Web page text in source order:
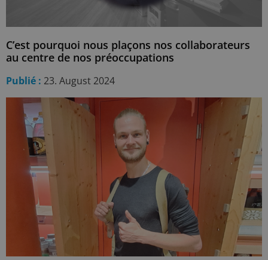
C’est pourquoi nous plaçons nos collaborateurs
au centre de nos préoccupations
Publié : 23. August 2024